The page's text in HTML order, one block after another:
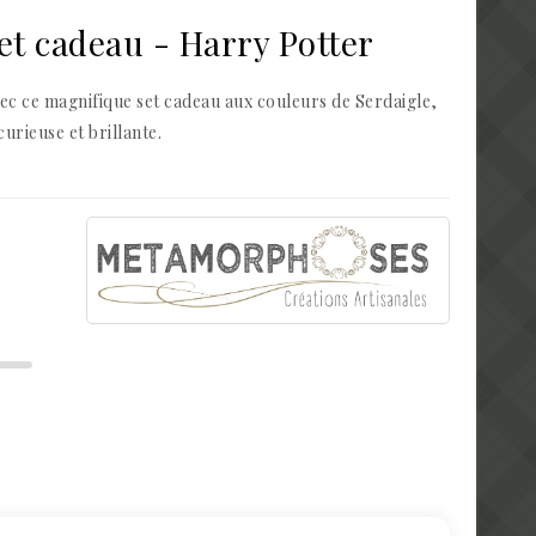
cadeau - Harry Potter
magnifique set cadeau aux couleurs de Serdaigle,
et brillante.